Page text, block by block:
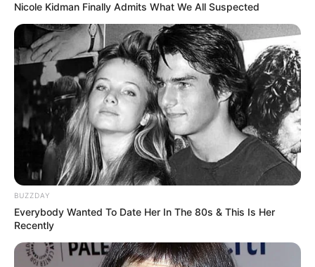
10 Desain Kanopi Tempat
Tidur, Serasa Beristirahat di
Kamar Raja
Tampil Lebih Modern, 7 Potret
Hasil Renovasi Rumah Berusia
90 Tahun
Nicole Kidman Finally Admits What We All Suspected
BUZZDAY
Everybody Wanted To Date Her In The 80s & This Is Her
Recently